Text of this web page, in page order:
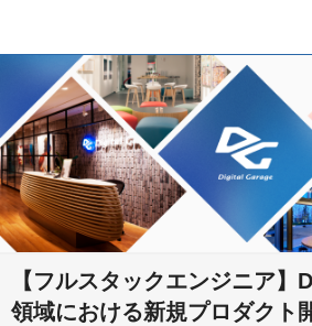
【フルスタックエンジニア】
領域における新規プロダクト